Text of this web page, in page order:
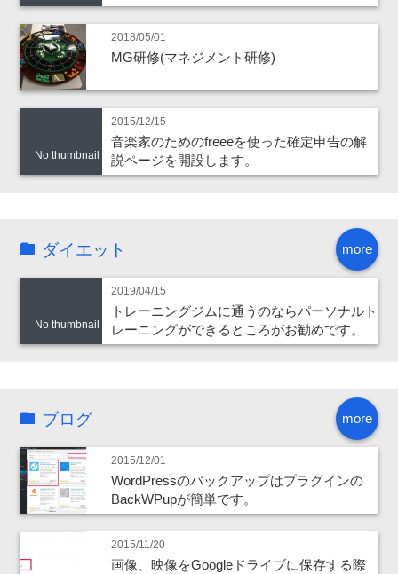
2018/05/01
MG研修(マネジメント研修)
No thumbnail
2015/12/15
音楽家のためのfreeeを使った確定申告の解
説ページを開設します。
more
ダイエット
No thumbnail
2019/04/15
トレーニングジムに通うのならパーソナルト
レーニングができるところがお勧めです。
more
ブログ
2015/12/01
WordPressのバックアップはプラグインの
BackWPupが簡単です。
2015/11/20
画像、映像をGoogleドライブに保存する際